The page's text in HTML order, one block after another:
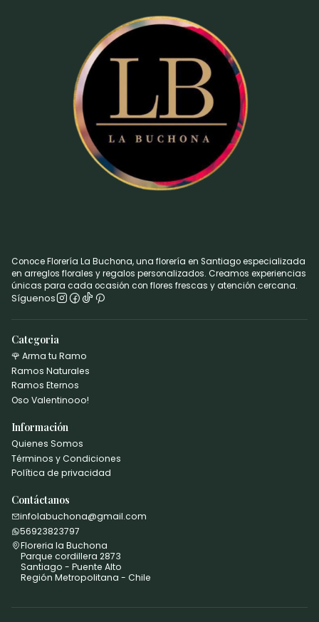
Conoce Florería La Buchona, una florería en Santiago especializada
en arreglos florales y regalos personalizados. Creamos experiencias
únicas para cada ocasión con flores frescas y atención cercana.
Síguenos
Categoria
🌹 Arma tu Ramo
Ramos Naturales
Ramos Eternos
Oso Valentinooo!
Información
Quienes Somos
Términos y Condiciones
Política de privacidad
Contáctanos
infolabuchona@gmail.com
56923823797
Floreria la Buchona
Parque cordillera 2873
Santiago - Puente Alto
Región Metropolitana - Chile